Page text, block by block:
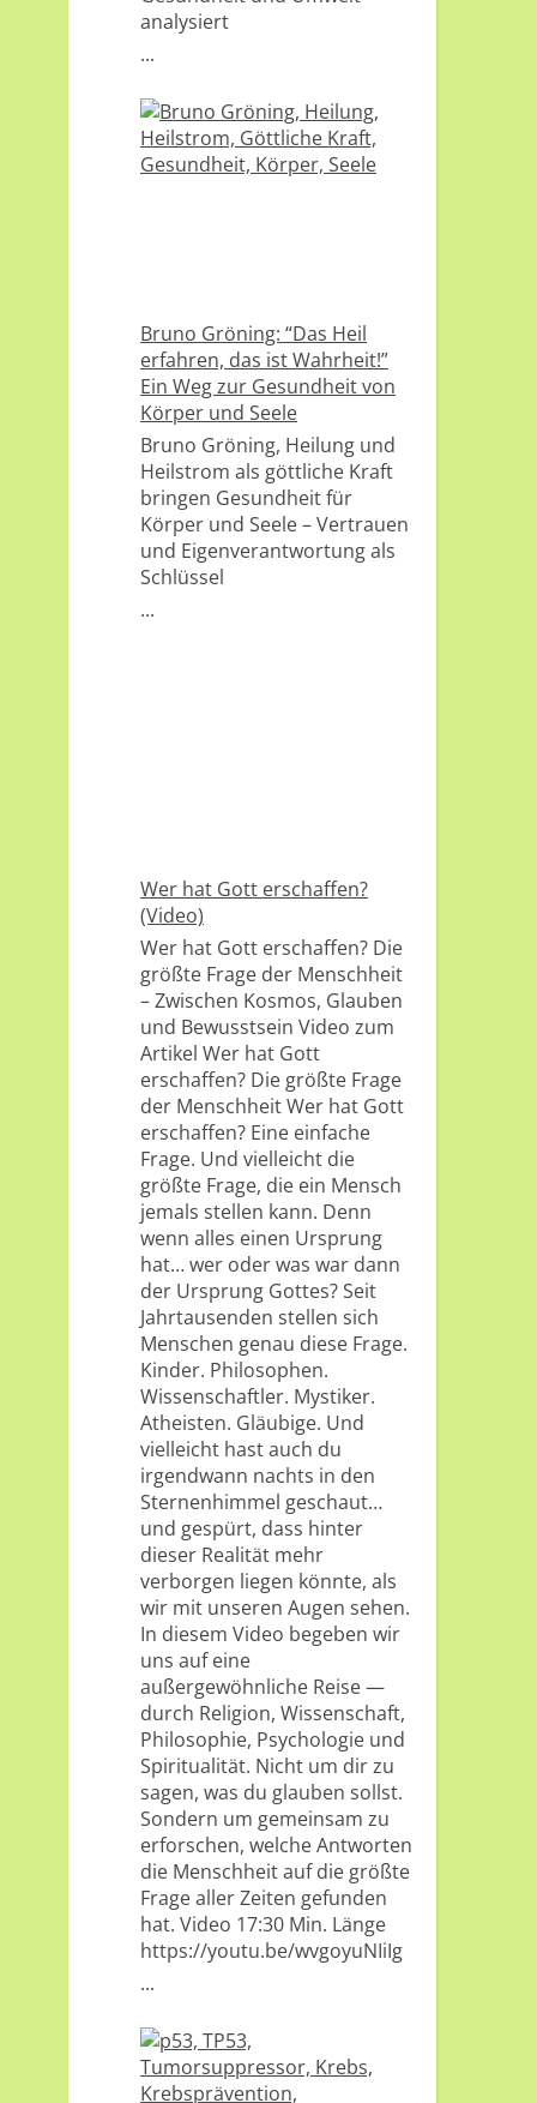
analysiert
...
Bruno Gröning: “Das Heil
erfahren, das ist Wahrheit!”
Ein Weg zur Gesundheit von
Körper und Seele
Bruno Gröning, Heilung und
Heilstrom als göttliche Kraft
bringen Gesundheit für
Körper und Seele – Vertrauen
und Eigenverantwortung als
Schlüssel
...
Wer hat Gott erschaffen?
(Video)
Wer hat Gott erschaffen? Die
größte Frage der Menschheit
– Zwischen Kosmos, Glauben
und Bewusstsein Video zum
Artikel Wer hat Gott
erschaffen? Die größte Frage
der Menschheit Wer hat Gott
erschaffen? Eine einfache
Frage. Und vielleicht die
größte Frage, die ein Mensch
jemals stellen kann. Denn
wenn alles einen Ursprung
hat… wer oder was war dann
der Ursprung Gottes? Seit
Jahrtausenden stellen sich
Menschen genau diese Frage.
Kinder. Philosophen.
Wissenschaftler. Mystiker.
Atheisten. Gläubige. Und
vielleicht hast auch du
irgendwann nachts in den
Sternenhimmel geschaut…
und gespürt, dass hinter
dieser Realität mehr
verborgen liegen könnte, als
wir mit unseren Augen sehen.
In diesem Video begeben wir
uns auf eine
außergewöhnliche Reise —
durch Religion, Wissenschaft,
Philosophie, Psychologie und
Spiritualität. Nicht um dir zu
sagen, was du glauben sollst.
Sondern um gemeinsam zu
erforschen, welche Antworten
die Menschheit auf die größte
Frage aller Zeiten gefunden
hat. Video 17:30 Min. Länge
https://youtu.be/wvgoyuNIiIg
...